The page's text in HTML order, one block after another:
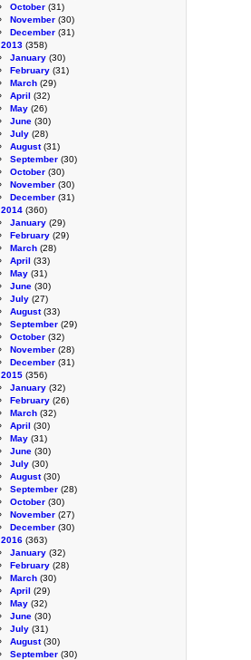
October (31)
November (30)
December (31)
2013 (358)
January (30)
February (31)
March (29)
April (32)
May (26)
June (30)
July (28)
August(31)
September (30)
October (30)
November (30)
December (31)
2014 (360)
January (29)
February (29)
March (28)
April (33)
May (31)
June (30)
July (27)
August(33)
September (29)
October (32)
November (28)
December (31)
2015 (356)
January (32)
February (26)
March (32)
April (30)
May (31)
June (30)
July (30)
August(30)
September (28)
October (30)
November (27)
December (30)
2016 (363)
January (32)
February (28)
March (30)
April (29)
May (32)
June (30)
July (31)
August(30)
September (30)